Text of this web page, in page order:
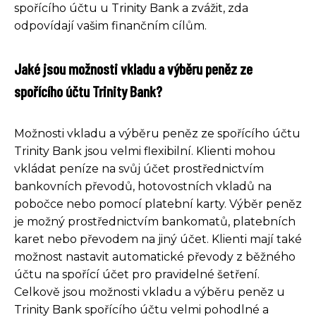
spořícího účtu u Trinity Bank a zvážit, zda
odpovídají vašim finančním cílům.
Jaké jsou možnosti vkladu a výběru peněz ze
spořícího účtu Trinity Bank?
Možnosti vkladu a výběru peněz ze spořícího účtu
Trinity Bank jsou velmi flexibilní. Klienti mohou
vkládat peníze na svůj účet prostřednictvím
bankovních převodů, hotovostních vkladů na
pobočce nebo pomocí platební karty. Výběr peněz
je možný prostřednictvím bankomatů, platebních
karet nebo převodem na jiný účet. Klienti mají také
možnost nastavit automatické převody z běžného
účtu na spořící účet pro pravidelné šetření.
Celkově jsou možnosti vkladu a výběru peněz u
Trinity Bank spořícího účtu velmi pohodlné a